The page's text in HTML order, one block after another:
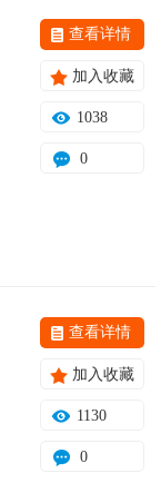
查看详情
加入收藏
1038
0
查看详情
加入收藏
1130
0